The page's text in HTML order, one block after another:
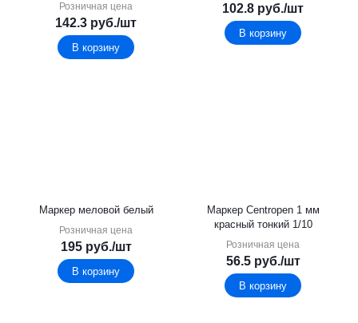
Розничная цена
142.3 руб./шт
В корзину
102.8 руб./шт
В корзину
Маркер меловой белый
Розничная цена
195руб./шт
В корзину
Маркер Centropen 1 мм
красный тонкий 1/10
Розничная цена
56.5руб./шт
В корзину